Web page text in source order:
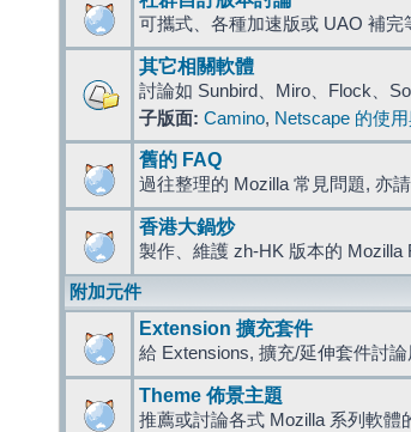
可攜式、各種加速版或 UAO 補完
其它相關軟體
討論如 Sunbird、Miro、Flock、
子版面: Camino, Netscape 的使
舊的 FAQ
過往整理的 Mozilla 常見問題, 亦
香港大鍋炒
製作、維護 zh-HK 版本的 Mozilla
附加元件
Extension 擴充套件
給 Extensions, 擴充/延伸套件討論
Theme 佈景主題
推薦或討論各式 Mozilla 系列軟體